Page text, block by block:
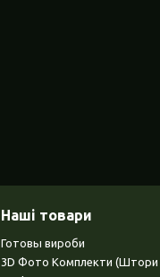
Наші товари
Готовы вироби
3D Фото Комплекти